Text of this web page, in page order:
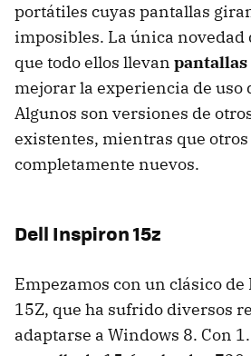
portátiles cuyas pantallas
imposibles. La única novedad
que todo ellos llevan
mejorar la experiencia de uso
Algunos son versiones de
existentes, mientras que otros
completamente nuevos.
Dell Inspiron 15z
Empezamos con un clásico
15Z, que ha sufrido diversos
adaptarse a Windows 8. Con